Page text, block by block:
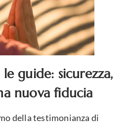
guide: sicurezza,
nuova fiducia
della testimonianza di